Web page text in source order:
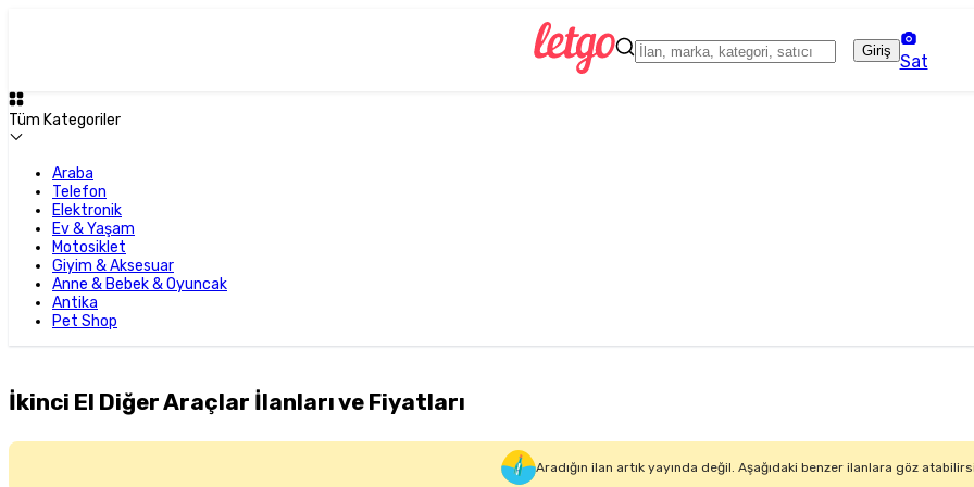
Giriş
Sat
Tüm Kategoriler
Araba
Telefon
Elektronik
Ev & Yaşam
Motosiklet
Giyim & Aksesuar
Anne & Bebek & Oyuncak
Antika
Pet Shop
İkinci El Diğer Araçlar İlanları ve Fiyatları
Aradığın ilan artık yayında değil. Aşağıdaki benzer ilanlara göz